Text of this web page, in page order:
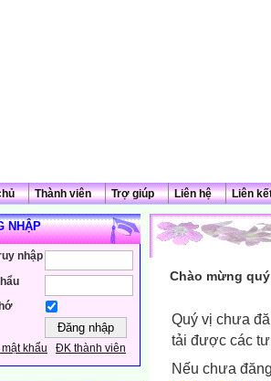
Thành viên Trợ giúp Liên hệ Liên
NHẬP
nhập
khẩu ĐK thành viên
Chào mừng
Quý vị chưa
tải được các
Nếu chưa